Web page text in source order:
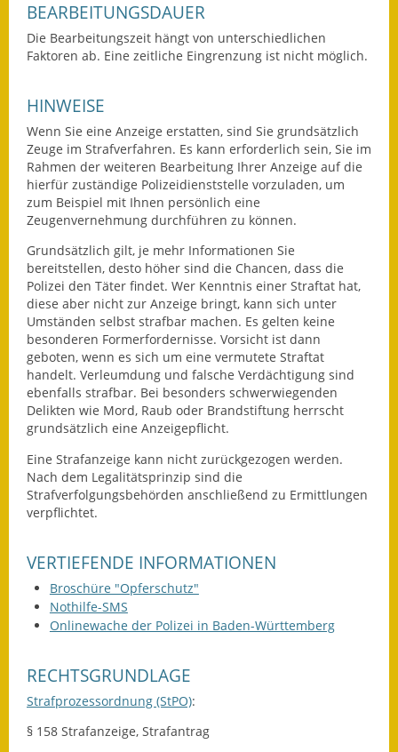
Gutachterausschuss
Mietspiegel
Rückstausicherung von
Gebäuden
Gemeindehalle und
Bürgerhaus
Grundschule &
Kernzeitbetreuung
Integration und Asyl
Bevölkerungsschutz
Kinderbetreuung
Ver- & Entsorgung
Breitbandausbau
Klimaschutzagentur
Freizeit
Feuerwehr
BEARBEITUNGSDAUER
Die Bearbeitungszeit hängt von unterschiedlichen
Faktoren ab. Eine zeitliche Eingrenzung ist nicht möglich.
HINWEISE
Wenn Sie eine Anzeige erstatten, sind Sie grundsätzlich
Zeuge im Strafverfahren. Es kann erforderlich sein, Sie im
Rahmen der weiteren Bearbeitung Ihrer Anzeige auf die
hierfür zuständige Polizeidienststelle vorzuladen, um
zum Beispiel mit Ihnen persönlich eine
Zeugenvernehmung durchführen zu können.
Grundsätzlich gilt, je mehr Informationen Sie
bereitstellen, desto höher sind die Chancen, dass die
Polizei den Täter findet. Wer Kenntnis einer Straftat hat,
diese aber nicht zur Anzeige bringt, kann sich unter
Umständen selbst strafbar machen. Es gelten keine
besonderen Formerfordernisse. Vorsicht ist dann
geboten, wenn es sich um eine vermutete Straftat
handelt. Verleumdung und falsche Verdächtigung sind
ebenfalls strafbar. Bei besonders schwerwiegenden
Delikten wie Mord, Raub oder Brandstiftung herrscht
grundsätzlich eine Anzeigepflicht.
Eine Strafanzeige kann nicht zurückgezogen werden.
Nach dem Legalitätsprinzip sind die
Strafverfolgungsbehörden anschließend zu Ermittlungen
verpflichtet.
VERTIEFENDE INFORMATIONEN
Broschüre "Opferschutz"
Nothilfe-SMS
Onlinewache der Polizei in Baden-Württemberg
RECHTSGRUNDLAGE
Strafprozessordnung (StPO):
§ 158 Strafanzeige, Strafantrag